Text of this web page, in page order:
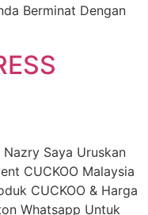
Berminat Dengan
Saya Uruskan
CUCKOO Malaysia
CUCKOO & Harga
Whatsapp Untuk